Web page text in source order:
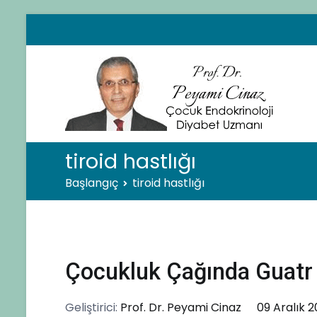
geç
tiroid hastlığı
Başlangıç tiroid hastlığı
Çocukluk Çağında Guatr
Geliştirici: Prof. Dr. Peyami Cinaz 09 Aralık